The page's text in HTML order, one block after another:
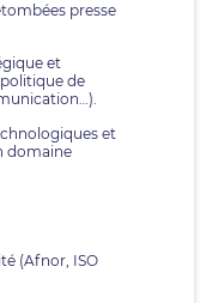
presse
et
de
et
domaine
(Afnor, ISO